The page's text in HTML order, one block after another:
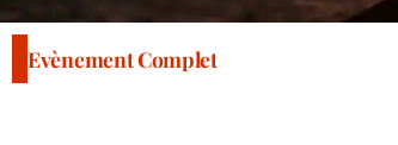
Evènement Complet